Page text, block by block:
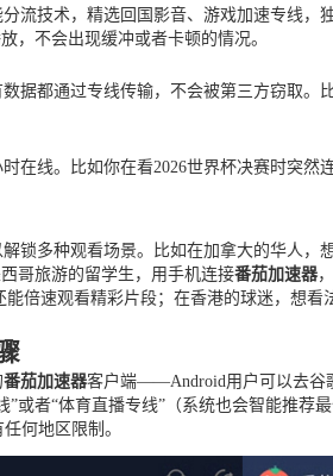
流技术，精选回国影音、游戏加速专线
，不会出现缓冲或者卡顿的情况。
据都通过专线传输，不会被第三方窃取
在线。比如你在看2026世界杯决赛时突
解锁多种观看场景。比如在加拿大的华人，
哥旅游的留学生，用手机连接番茄加速器
倍速观看精彩片段；在香港的球迷，想看
番茄加速器客户端——Android用户可以去谷
或者“体育直播专线”（系统也会智能推
何地区限制。